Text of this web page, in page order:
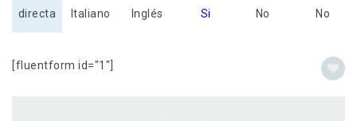
directa Italiano Inglés Si No No
[fluentform id="1"]